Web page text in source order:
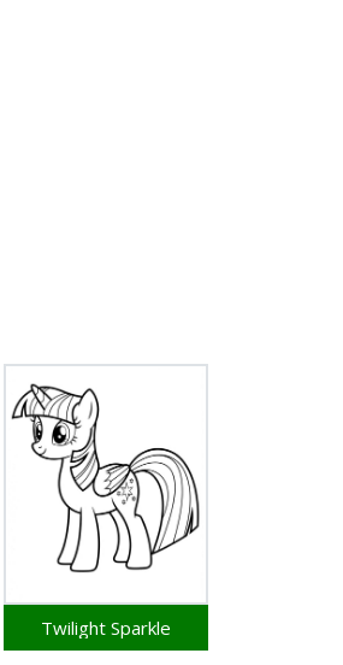
Twilight Sparkle